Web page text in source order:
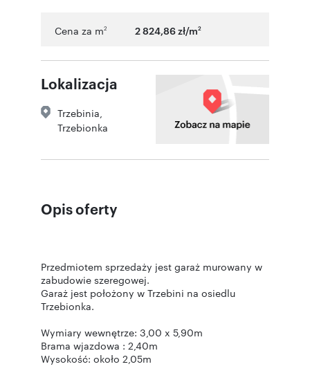
Cena za m2 2 824,86 zł/m2
Lokalizacja
Trzebinia
Trzebionka
Opis oferty
Przedmiotem sprzedaży jest garaż murowany w
zabudowie szeregowej.
Garaż jest położony w Trzebini na osiedlu
Trzebionka.
Wymiary wewnętrze: 3,00 x 5,90m
Brama wjazdowa : 2,40m
Wysokość: około 2,05m